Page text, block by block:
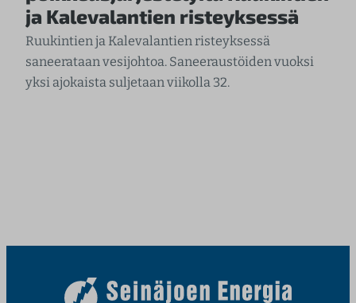
ja Kalevalantien risteyksessä
Ruukintien ja Kalevalantien risteyksessä
saneerataan vesijohtoa. Saneeraustöiden vuoksi
yksi ajokaista suljetaan viikolla 32.